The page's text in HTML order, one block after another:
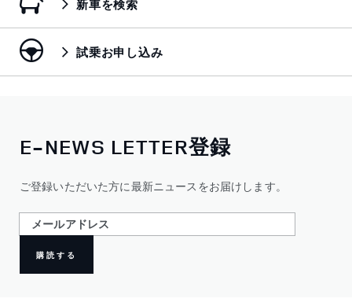
新車を検索
試乗お申し込み
E-NEWS LETTER登録
ご登録いただいた方に最新ニュースをお届けします。
購読する